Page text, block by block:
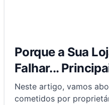
Porque a Sua
Falhar...
Neste artigo, vamos
cometidos por